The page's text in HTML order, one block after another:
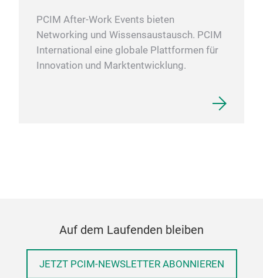
PCIM After-Work Events bieten
Networking und Wissensaustausch. PCIM
International eine globale Plattformen für
Innovation und Marktentwicklung.
Auf dem Laufenden bleiben
JETZT PCIM-NEWSLETTER ABONNIEREN